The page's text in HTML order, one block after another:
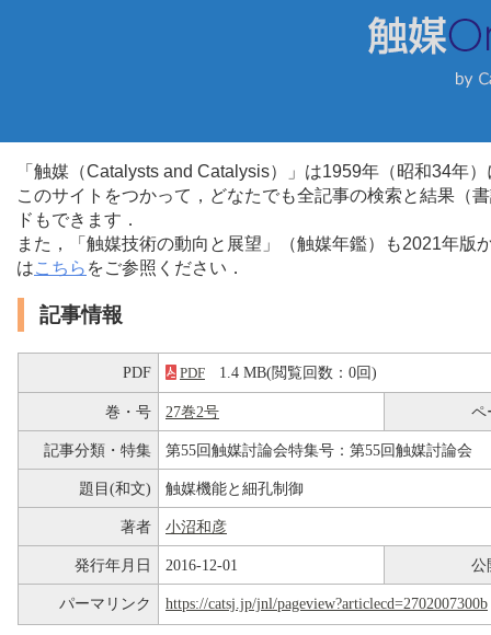
「触媒（Catalysts and Catalysis）」は1959年（昭和34年
このサイトをつかって，どなたでも全記事の検索と結果（
ドもできます．
また，「触媒技術の動向と展望」（触媒年鑑）も2021年
はこちら をご参照ください．
記事情報
PDF PDF 1.4 MB(閲覧回数：0回)
巻・号 27巻2号 ペ
記事分類・特集 第55回触媒討論会特集号：第55回触媒討論会
題目(和文) 触媒機能と細孔制御
著者 小沼和彦
発行年月日 2016-12-01 公
パーマリンク https://catsj.jp/jnl/pageview?articlecd=2702007300b